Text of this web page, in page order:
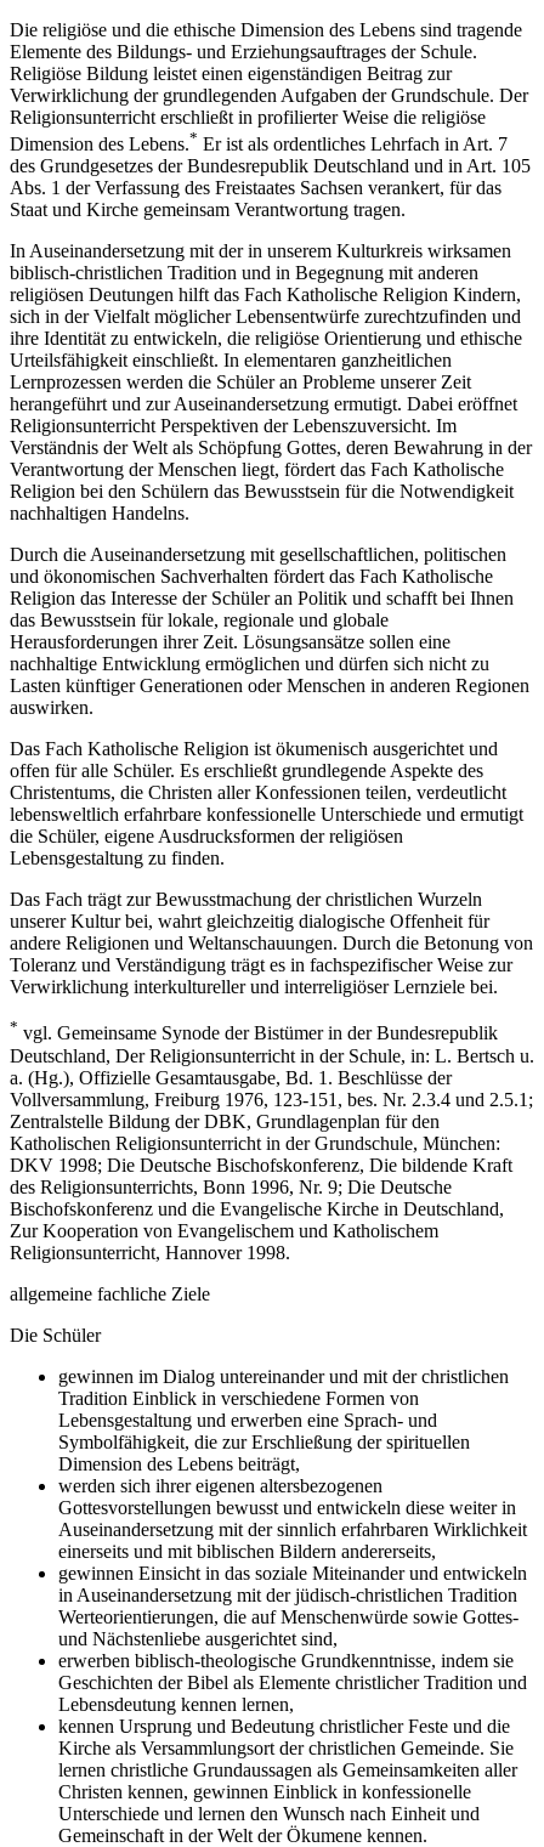
Die religiöse und die ethische Dimension des Lebens sind tragende
Elemente des Bildungs- und Erziehungsauftrages der Schule.
Religiöse Bildung leistet einen eigenständigen Beitrag zur
Verwirklichung der grundlegenden Aufgaben der Grundschule. Der
Religionsunterricht erschließt in profilierter Weise die religiöse
Dimension des Lebens.* Er ist als ordentliches Lehrfach in Art. 7
des Grundgesetzes der Bundesrepublik Deutschland und in Art. 105
Abs. 1 der Verfassung des Freistaates Sachsen verankert, für das
Staat und Kirche gemeinsam Verantwortung tragen.
In Auseinandersetzung mit der in unserem Kulturkreis wirksamen
biblisch-christlichen Tradition und in Begegnung mit anderen
religiösen Deutungen hilft das Fach Katholische Religion Kindern,
sich in der Vielfalt möglicher Lebensentwürfe zurechtzufinden und
ihre Identität zu entwickeln, die religiöse Orientierung und ethische
Urteilsfähigkeit einschließt. In elementaren ganzheitlichen
Lernprozessen werden die Schüler an Probleme unserer Zeit
herangeführt und zur Auseinandersetzung ermutigt. Dabei eröffnet
Religionsunterricht Perspektiven der Lebenszuversicht. Im
Verständnis der Welt als Schöpfung Gottes, deren Bewahrung in der
Verantwortung der Menschen liegt, fördert das Fach Katholische
Religion bei den Schülern das Bewusstsein für die Notwendigkeit
nachhaltigen Handelns.
Durch die Auseinandersetzung mit gesellschaftlichen, politischen
und ökonomischen Sachverhalten fördert das Fach Katholische
Religion das Interesse der Schüler an Politik und schafft bei Ihnen
das Bewusstsein für lokale, regionale und globale
Herausforderungen ihrer Zeit. Lösungsansätze sollen eine
nachhaltige Entwicklung ermöglichen und dürfen sich nicht zu
Lasten künftiger Generationen oder Menschen in anderen Regionen
auswirken.
Das Fach Katholische Religion ist ökumenisch ausgerichtet und
offen für alle Schüler. Es erschließt grundlegende Aspekte des
Christentums, die Christen aller Konfessionen teilen, verdeutlicht
lebensweltlich erfahrbare konfessionelle Unterschiede und ermutigt
die Schüler, eigene Ausdrucksformen der religiösen
Lebensgestaltung zu finden.
Das Fach trägt zur Bewusstmachung der christlichen Wurzeln
unserer Kultur bei, wahrt gleichzeitig dialogische Offenheit für
andere Religionen und Weltanschauungen. Durch die Betonung von
Toleranz und Verständigung trägt es in fachspezifischer Weise zur
Verwirklichung interkultureller und interreligiöser Lernziele bei.
* vgl. Gemeinsame Synode der Bistümer in der Bundesrepublik
Deutschland, Der Religionsunterricht in der Schule, in: L. Bertsch u.
a. (Hg.), Offizielle Gesamtausgabe, Bd. 1. Beschlüsse der
Vollversammlung, Freiburg 1976, 123-151, bes. Nr. 2.3.4 und 2.5.1;
Zentralstelle Bildung der DBK, Grundlagenplan für den
Katholischen Religionsunterricht in der Grundschule, München:
DKV 1998; Die Deutsche Bischofskonferenz, Die bildende Kraft
des Religionsunterrichts, Bonn 1996, Nr. 9; Die Deutsche
Bischofskonferenz und die Evangelische Kirche in Deutschland,
Zur Kooperation von Evangelischem und Katholischem
Religionsunterricht, Hannover 1998.
allgemeine fachliche Ziele
Die Schüler
gewinnen im Dialog untereinander und mit der christlichen
Tradition Einblick in verschiedene Formen von
Lebensgestaltung und erwerben eine Sprach- und
Symbolfähigkeit, die zur Erschließung der spirituellen
Dimension des Lebens beiträgt,
werden sich ihrer eigenen altersbezogenen
Gottesvorstellungen bewusst und entwickeln diese weiter in
Auseinandersetzung mit der sinnlich erfahrbaren Wirklichkeit
einerseits und mit biblischen Bildern andererseits,
gewinnen Einsicht in das soziale Miteinander und entwickeln
in Auseinandersetzung mit der jüdisch-christlichen Tradition
Werteorientierungen, die auf Menschenwürde sowie Gottes-
und Nächstenliebe ausgerichtet sind,
erwerben biblisch-theologische Grundkenntnisse, indem sie
Geschichten der Bibel als Elemente christlicher Tradition und
Lebensdeutung kennen lernen,
kennen Ursprung und Bedeutung christlicher Feste und die
Kirche als Versammlungsort der christlichen Gemeinde. Sie
lernen christliche Grundaussagen als Gemeinsamkeiten aller
Christen kennen, gewinnen Einblick in konfessionelle
Unterschiede und lernen den Wunsch nach Einheit und
Gemeinschaft in der Welt der Ökumene kennen.